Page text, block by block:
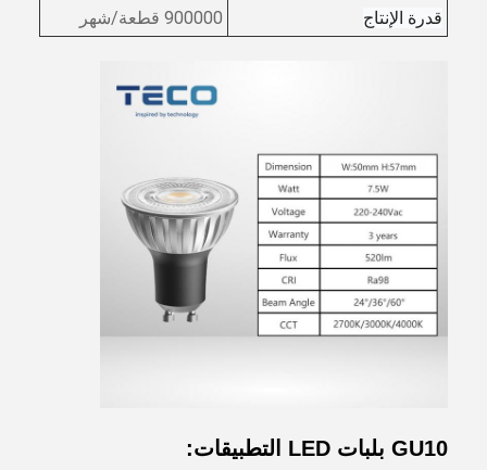
قدرة الإنتاج 900000 قطعة/شهر
GU10 بلبات LED التطبيقات: